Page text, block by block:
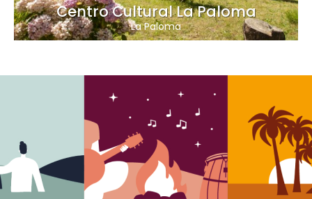
Centro Cultural La Paloma
La Paloma